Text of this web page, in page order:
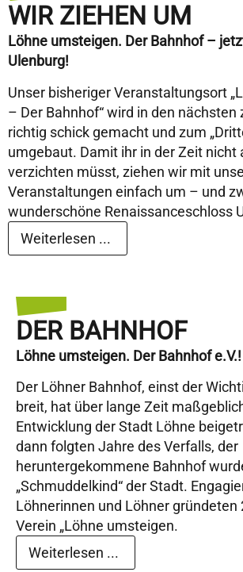
WIR ZIEHEN UM
Löhne umsteigen. Der Bahnhof –
Ulenburg!
Unser bisheriger Veranstaltungsort
– Der Bahnhof“ wird in den nächsten
richtig schick gemacht und zum
umgebaut. Damit ihr in der Zeit nicht
verzichten müsst, ziehen wir mit
Veranstaltungen einfach um – und
wunderschöne Renaissanceschloss
Weiterlesen ...
DER BAHNHOF
Löhne umsteigen. Der Bahnhof e.V.!
Der Löhner Bahnhof, einst der
breit, hat über lange Zeit
Entwicklung der Stadt Löhne
dann folgten Jahre des Verfalls, der
heruntergekommene Bahnhof
„Schmuddelkind“ der Stadt.
Löhnerinnen und Löhner gründeten
Verein „Löhne umsteigen.
Weiterlesen ...